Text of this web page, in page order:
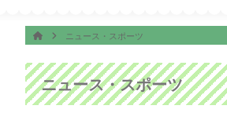
ニュース・スポーツ
ニュース・スポーツ